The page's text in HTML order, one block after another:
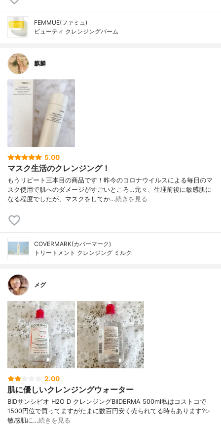
FEMMUE(ファミュ)
ビューティ クレンジングバーム
麒麟
5.00
マスク生活のクレンジング！
もうリピート三本目の商品です！昨今のコロナウイルスによる毎日のマ
スク使用で肌へのダメージがすごいところ…元々、生理前後に敏感肌に
なる程度でしたが、マスクをしてか…続きを見る
COVERMARK(カバーマーク)
トリートメント クレンジング ミルク
メグ
2.00
肌に優しいクレンジングウォーター
BIDサンシビオ H2O D クレンジングBIIDERMA 500ml私はコストコで
1500円位で買ってますがたまに数百円安く売られてる時もあります?✨
敏感肌に…続きを見る